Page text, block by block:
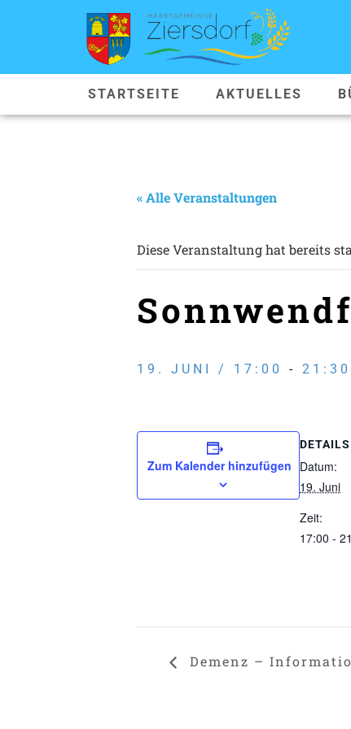
STARTSEITE AKTUELLES
« Alle Veranstaltungen
Diese Veranstaltung hat bereits
19. JUNI / 17:00 - 21:30
Zum Kalender hinzufügen
DETAILS
Datum:
19. Juni
Zeit:
17:00 -
Demenz –